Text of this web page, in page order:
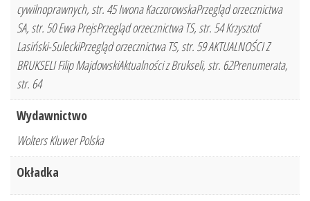
cywilnoprawnych, str. 45 Iwona KaczorowskaPrzegląd orzecznictwa
SA, str. 50 Ewa PrejsPrzegląd orzecznictwa TS, str. 54 Krzysztof
Lasiński-SuleckiPrzegląd orzecznictwa TS, str. 59 AKTUALNOŚCI Z
BRUKSELI Filip MajdowskiAktualności z Brukseli, str. 62Prenumerata,
str. 64
Wydawnictwo
Wolters Kluwer Polska
Okładka